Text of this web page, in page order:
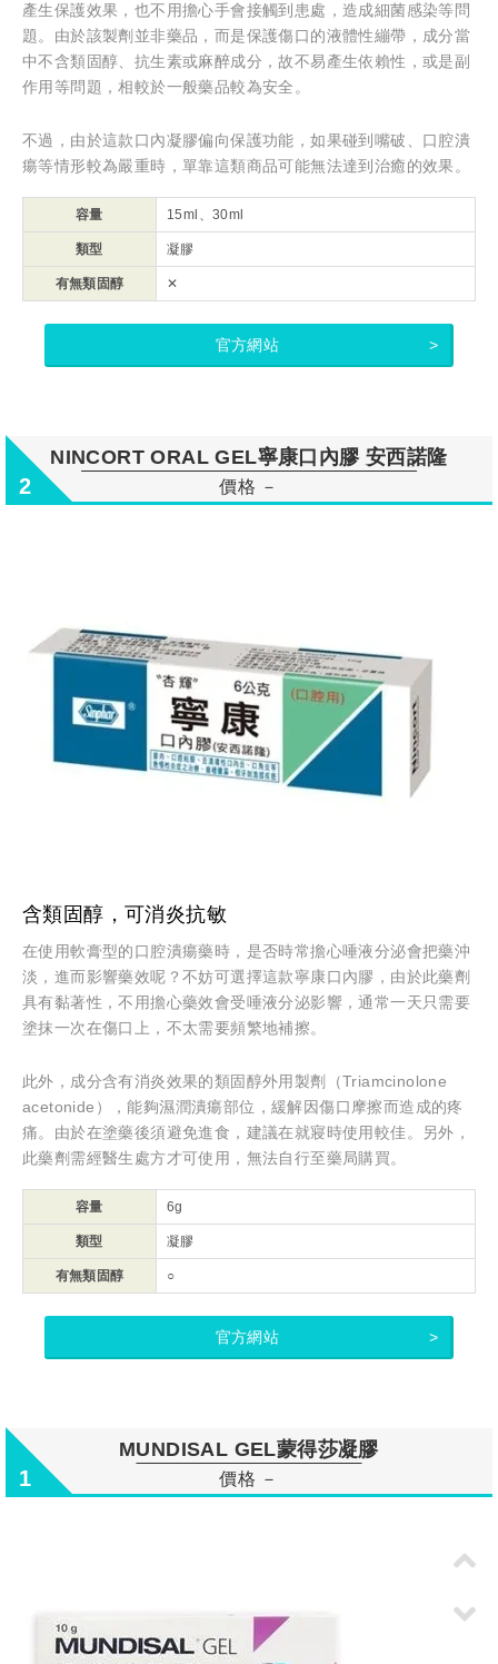
產生保護效果，也不用擔心手會接觸到患處，造成細菌感染等問
題。由於該製劑並非藥品，而是保護傷口的液體性繃帶，成分當
中不含類固醇、抗生素或麻醉成分，故不易產生依賴性，或是副
作用等問題，相較於一般藥品較為安全。
不過，由於這款口內凝膠偏向保護功能，如果碰到嘴破、口腔潰
瘍等情形較為嚴重時，單靠這類商品可能無法達到治癒的效果。
容量 15ml、30ml
類型 凝膠
有無類固醇 ✕
官方網站
2
NINCORT ORAL GEL寧康口內膠 安西諾隆
價格 －
含類固醇，可消炎抗敏
在使用軟膏型的口腔潰瘍藥時，是否時常擔心唾液分泌會把藥沖
淡，進而影響藥效呢？不妨可選擇這款寧康口內膠，由於此藥劑
具有黏著性，不用擔心藥效會受唾液分泌影響，通常一天只需要
塗抹一次在傷口上，不太需要頻繁地補擦。
此外，成分含有消炎效果的類固醇外用製劑（Triamcinolone
acetonide），能夠濕潤潰瘍部位，緩解因傷口摩擦而造成的疼
痛。由於在塗藥後須避免進食，建議在就寢時使用較佳。另外，
此藥劑需經醫生處方才可使用，無法自行至藥局購買。
容量 6g
類型 凝膠
有無類固醇 ○
官方網站
1
MUNDISAL GEL蒙得莎凝膠
價格 －